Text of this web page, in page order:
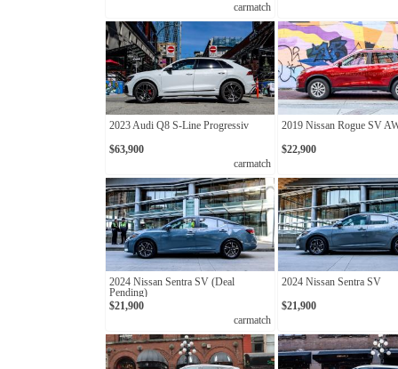
carmatch
2023 Audi Q8 S-Line Progressiv
$63,900
carmatch
2019 Nissan Rogue SV
$22,900
2024 Nissan Sentra SV (Deal
Pending)
$21,900
carmatch
2024 Nissan Sentra SV
$21,900